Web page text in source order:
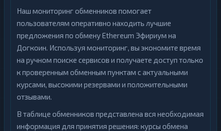
Наш мониторинг обменников помогает
пользователям оперативно находить лучшие
предложения по обмену Ethereum Эфириум на
Догкоин. Используя мониторинг, вы экономите время
на ручном поиске сервисов и получаете доступ только
к проверенным обменным пунктам с актуальными
курсами, высокими резервами и положительными
отзывами.
В таблице обменников представлена вся необходимая
информация для принятия решения: курсы обмена